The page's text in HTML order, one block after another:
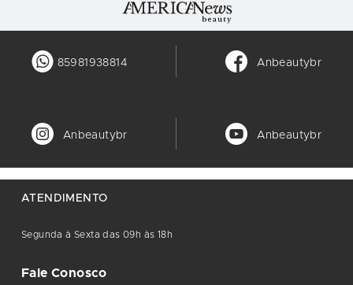
85981938814 Anbeautybr
Anbeautybr Anbeautybr
ATENDIMENTO
Segunda à Sexta das 09h às 18h
Fale Conosco